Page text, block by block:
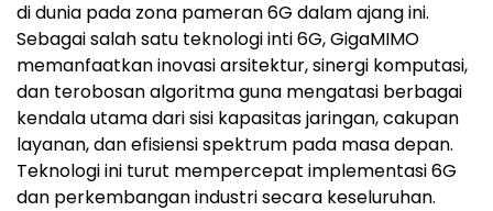
di dunia pada zona pameran 6G dalam ajang ini.
Sebagai salah satu teknologi inti 6G, GigaMIMO
memanfaatkan inovasi arsitektur, sinergi komputasi,
dan terobosan algoritma guna mengatasi berbagai
kendala utama dari sisi kapasitas jaringan, cakupan
layanan, dan efisiensi spektrum pada masa depan.
Teknologi ini turut mempercepat implementasi 6G
dan perkembangan industri secara keseluruhan.